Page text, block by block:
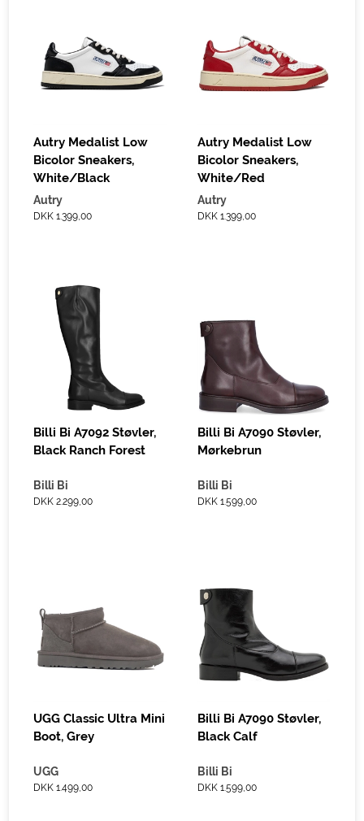
Autry Medalist Low
Bicolor Sneakers,
White/Black
Autry
DKK 1.399,00
Autry Medalist Low
Bicolor Sneakers,
White/Red
Autry
DKK 1.399,00
Billi Bi A7092 Støvler,
Black Ranch Forest
Billi Bi
DKK 2.299,00
Billi Bi A7090 Støvler,
Mørkebrun
Billi Bi
DKK 1.599,00
UGG Classic Ultra Mini
Boot, Grey
UGG
DKK 1.499,00
Billi Bi A7090 Støvler,
Black Calf
Billi Bi
DKK 1.599,00